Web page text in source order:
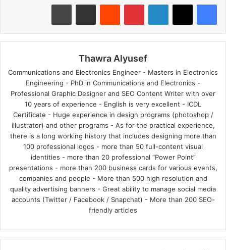
لينكدإن بينتيريست
Thawra Alyusef
Communications and Electronics Engineer - Masters in Electronics
Engineering - PhD in Communications and Electronics -
Professional Graphic Designer and SEO Content Writer with over
10 years of experience - English is very excellent - ICDL
Certificate - Huge experience in design programs (photoshop /
illustrator) and other programs - As for the practical experience,
there is a long working history that includes designing more than
100 professional logos - more than 50 full-content visual
identities - more than 20 professional “Power Point”
presentations - more than 200 business cards for various events,
companies and people - More than 500 high resolution and
quality advertising banners - Great ability to manage social media
accounts (Twitter / Facebook / Snapchat) - More than 200 SEO-
friendly articles